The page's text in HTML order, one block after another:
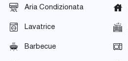
Aria Condizionata
Lavatrice
Barbecue